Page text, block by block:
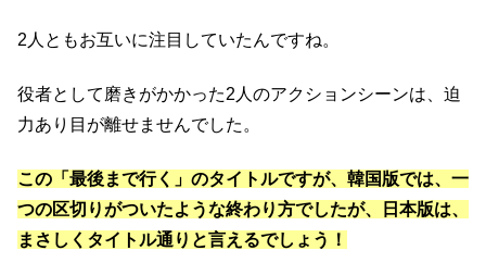
2人ともお互いに注目していたんですね。
役者として磨きがかかった2人のアクションシーンは、迫
力あり目が離せませんでした。
この「最後まで行く」のタイトルですが、韓国版では、一
つの区切りがついたような終わり方でしたが、日本版は、
まさしくタイトル通りと言えるでしょう！